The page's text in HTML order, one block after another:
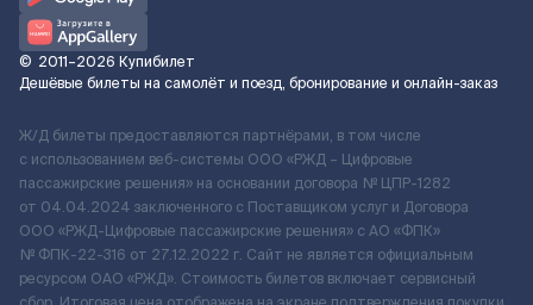
© 2011–2026 Купибилет
Дешёвые билеты на самолёт и поезд, бронирование и онлайн-заказ
Ж/Д билеты предоставляются партнёрами, в том числе
с использованием веб-системы ООО «РЖД – Цифровые
пассажирские решения» на основании договора № ЦПР-1282
от 04.04.2024 заключенного с Поставщиком услуг и Договора
ООО «РЖД-Цифровые пассажирские решения» c АО «ФПК»
№ ФПК-22-316 от 27.12.2022 г. Сайт не является официальным
ресурсом ОАО «РЖД». Стоимость билетов включает сервисный